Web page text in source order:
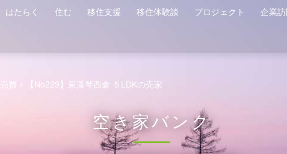
はたらく 住む 移住支援 移住体験談 プロジェクト 企業
売買 【No229】東藻琴西倉 ５LDKの売家
空き家バンク